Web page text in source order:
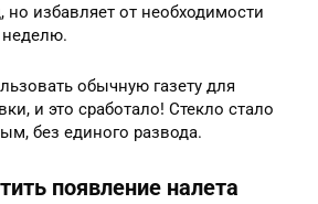
но избавляет от необходимости
неделю.
обычную газету для
и это сработало! Стекло стало
без единого развода.
появление налета